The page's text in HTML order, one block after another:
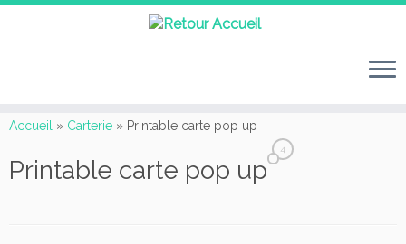
auAccueil » Carterie » Printable carte pop up
Printable carte pop up
4